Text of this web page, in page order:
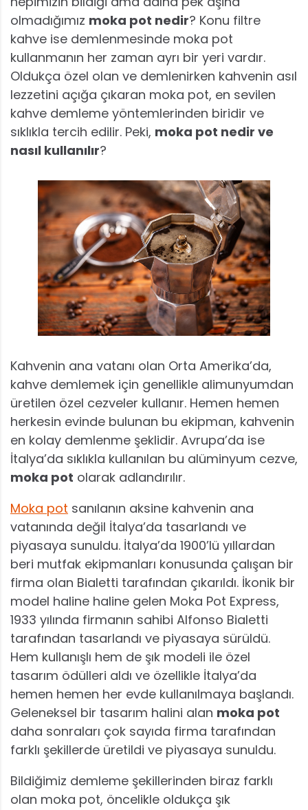
olmadığımız moka pot nedir? Konu filtre
kahve ise demlenmesinde moka pot
kullanmanın her zaman ayrı bir yeri vardır.
Oldukça özel olan ve demlenirken kahvenin asıl
lezzetini açığa çıkaran moka pot, en sevilen
kahve demleme yöntemlerinden biridir ve
sıklıkla tercih edilir. Peki, moka pot nedir ve
nasıl kullanılır?
Kahvenin ana vatanı olan Orta Amerika’da,
kahve demlemek için genellikle alimunyumdan
üretilen özel cezveler kullanır. Hemen hemen
herkesin evinde bulunan bu ekipman, kahvenin
en kolay demlenme şeklidir. Avrupa’da ise
İtalya’da sıklıkla kullanılan bu alüminyum cezve,
moka pot olarak adlandırılır.
Moka pot sanılanın aksine kahvenin ana
vatanında değil İtalya’da tasarlandı ve
piyasaya sunuldu. İtalya’da 1900’lü yıllardan
beri mutfak ekipmanları konusunda çalışan bir
firma olan Bialetti tarafından çıkarıldı. İkonik bir
model haline haline gelen Moka Pot Express,
1933 yılında firmanın sahibi Alfonso Bialetti
tarafından tasarlandı ve piyasaya sürüldü.
Hem kullanışlı hem de şık modeli ile özel
tasarım ödülleri aldı ve özellikle İtalya’da
hemen hemen her evde kullanılmaya başlandı.
Geleneksel bir tasarım halini alan moka pot
daha sonraları çok sayıda firma tarafından
farklı şekillerde üretildi ve piyasaya sunuldu.
Bildiğimiz demleme şekillerinden biraz farklı
olan moka pot, öncelikle oldukça şık